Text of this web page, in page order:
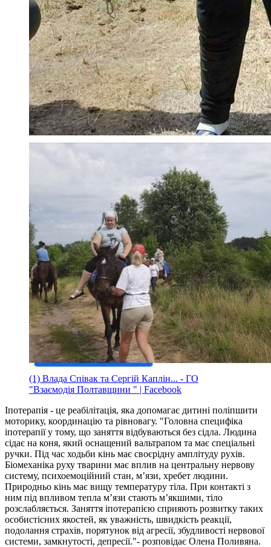
(1) Влада Співак та Сергій Каплін... - ГО
"Взаємодія Полтавщини " | Facebook
Іпотерапія - це реабілітація, яка допомагає дитині поліпшити
моторику, координацію та рівновагу. "Головна специфіка
іпотерапії у тому, що заняття відбуваються без сідла. Людина
сідає на коня, який оснащений вальтрапом та має спеціальні
ручки. Під час ходьби кінь має своєрідну амплітуду рухів.
Біомеханіка руху тварини має вплив на центральну нервову
систему, психоемоційний стан, м’язи, хребет людини.
Природньо кінь має вищу температуру тіла. При контакті з
ним під впливом тепла м’язи стають м’якшими, тіло
розслабляється. Заняття іпотерапією сприяють розвитку таких
особистісних якостей, як уважність, швидкість реакції,
подолання страхів, порятунок від агресії, збудливості нервової
системи, замкнутості, депресії."- розповідає Олена Поливяна.